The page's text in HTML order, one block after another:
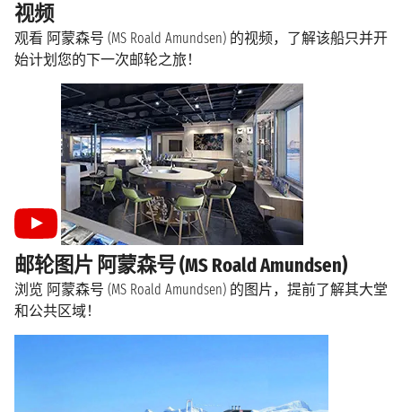
视频
观看 阿蒙森号 (MS Roald Amundsen) 的视频，了解该船只并开
始计划您的下一次邮轮之旅！
邮轮图片 阿蒙森号 (MS Roald Amundsen)
浏览 阿蒙森号 (MS Roald Amundsen) 的图片，提前了解其大堂
和公共区域！